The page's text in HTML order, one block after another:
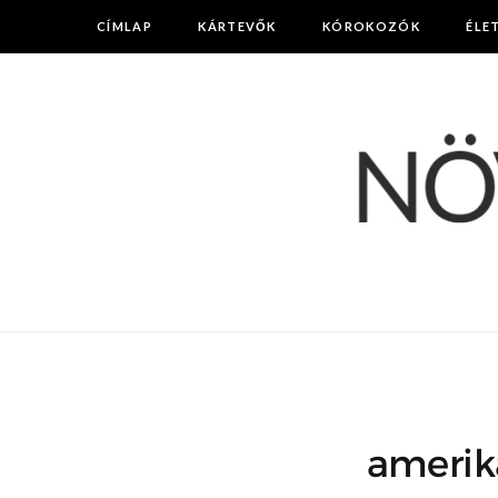
CÍMLAP KÁRTEVŐK KÓROKOZÓK